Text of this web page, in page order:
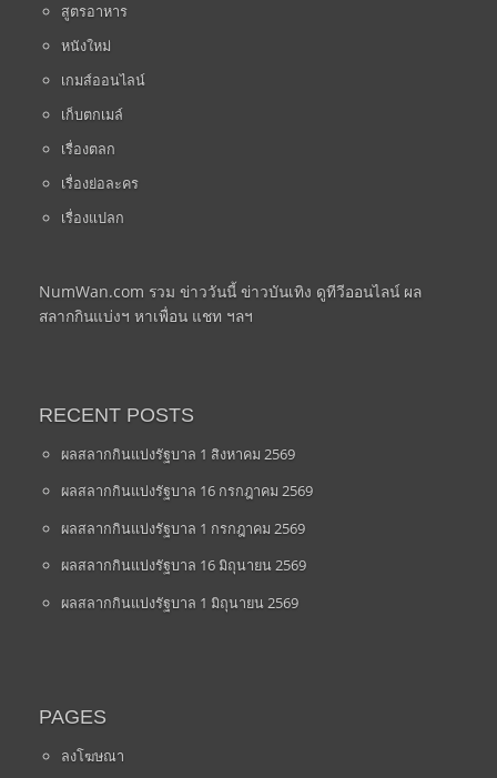
สูตรอาหาร
หนังใหม่
เกมส์ออนไลน์
เก็บตกเมล์
เรื่องตลก
เรื่องย่อละคร
เรื่องแปลก
NumWan.com รวม ข่าววันนี้ ข่าวบันเทิง ดูทีวีออนไลน์ ผล
สลากกินแบ่งฯ หาเพื่อน แชท ฯลฯ
RECENT POSTS
ผลสลากกินแบ่งรัฐบาล 1 สิงหาคม 2569
ผลสลากกินแบ่งรัฐบาล 16 กรกฎาคม 2569
ผลสลากกินแบ่งรัฐบาล 1 กรกฎาคม 2569
ผลสลากกินแบ่งรัฐบาล 16 มิถุนายน 2569
ผลสลากกินแบ่งรัฐบาล 1 มิถุนายน 2569
PAGES
ลงโฆษณา